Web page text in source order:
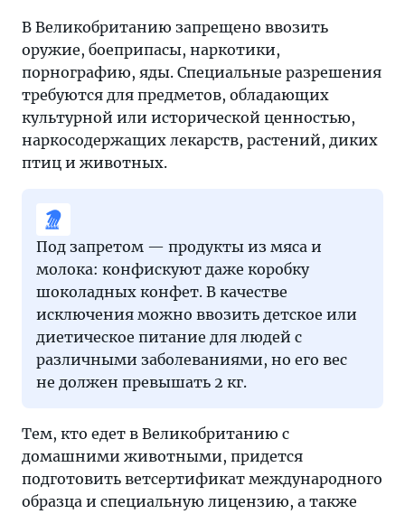
В Великобританию запрещено ввозить
оружие, боеприпасы, наркотики,
порнографию, яды. Специальные разрешения
требуются для предметов, обладающих
культурной или исторической ценностью,
наркосодержащих лекарств, растений, диких
птиц и животных.
Под запретом — продукты из мяса и
молока: конфискуют даже коробку
шоколадных конфет. В качестве
исключения можно ввозить детское или
диетическое питание для людей с
различными заболеваниями, но его вес
не должен превышать 2 кг.
Тем, кто едет в Великобританию с
домашними животными, придется
подготовить ветсертификат международного
образца и специальную лицензию, а также